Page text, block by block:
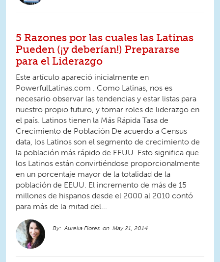
5 Razones por las cuales las Latinas
Pueden (¡y deberían!) Prepararse
para el Liderazgo
Este artículo apareció inicialmente en
PowerfulLatinas.com . Como Latinas, nos es
necesario observar las tendencias y estar listas para
nuestro propio futuro, y tomar roles de liderazgo en
el país. Latinos tienen la Más Rápida Tasa de
Crecimiento de Población De acuerdo a Census
data, los Latinos son el segmento de crecimiento de
la población más rápido de EEUU. Esto significa que
los Latinos están convirtiéndose proporcionalmente
en un porcentaje mayor de la totalidad de la
población de EEUU. El incremento de más de 15
millones de hispanos desde el 2000 al 2010 contó
para más de la mitad del...
Aurelia Flores May 21, 2014